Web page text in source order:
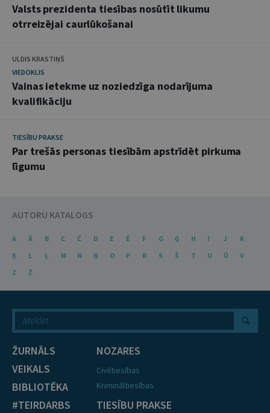
Valsts prezidenta tiesības nosūtīt likumu
otrreizējai caurlūkošanai
ULDIS KRASTIŅŠ
VIEDOKLIS
Vainas ietekme uz noziedzīga nodarījuma
kvalifikāciju
TIESĪBU PRAKSE
Par trešās personas tiesībām apstrīdēt pirkuma
līgumu
AUTORU KATALOGS
A Ā B C Č D E Ē F G Ģ H I J
K
Ķ
L Ļ M N Ņ O P R S Š T U Ū
V
Z
Ž
ŽURNĀLS
VEIKALS
BIBLIOTĒKA
#TEIRDARBS
NOZARES
Civiltiesības
Krimināltiesības
TIESĪBU PRAKSE